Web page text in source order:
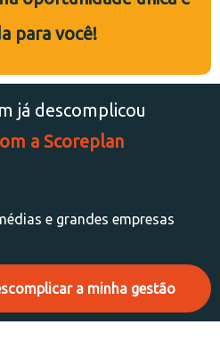
para você!
já descomplicou
a Scoreplan
e grandes empresas
a minha gestão